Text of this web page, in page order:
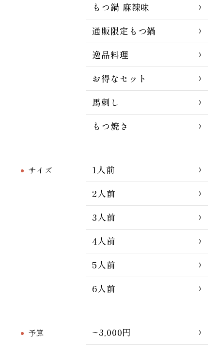
もつ鍋 麻辣味
通販限定もつ鍋
逸品料理
お得なセット
馬刺し
もつ焼き
サイズ
1人前
2人前
3人前
4人前
5人前
6人前
予算
~3,000円